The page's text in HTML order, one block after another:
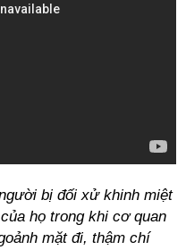
bị đối xử khinh miệt
họ trong khi cơ quan
mặt đi, thậm chí